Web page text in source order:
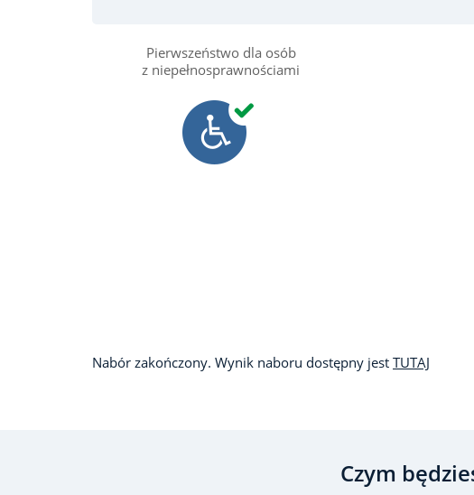
Pierwszeństwo dla osób
z niepełnosprawnościami
Nabór zakończony. Wynik naboru dostępny jest TUTAJ
Czym